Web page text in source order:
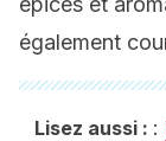
également
Lisez aussi : :